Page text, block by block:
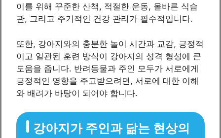
이를 위해 꾸준한 산책, 적절한 운동, 올바른 식습
관, 그리고 주기적인 건강 관리가 필수적입니다.
또한, 강아지와의 충분한 놀이 시간과 교감, 긍정적
이고 일관된 훈련 방식이 강아지의 성격 형성에 큰
도움을 줍니다. 반려동물과 주인 모두가 서로에게
긍정적인 영향을 주고받으려면, 서로에 대한 이해
와 배려가 바탕이 되어야 합니다.
강아지가 주인과 닮는 현상의